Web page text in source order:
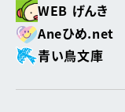
WEB げんき
Aneひめ.net
青い鳥文庫